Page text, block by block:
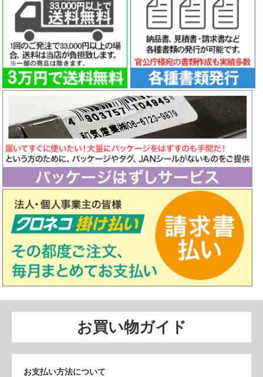
お買い物ガイド
お支払い方法について